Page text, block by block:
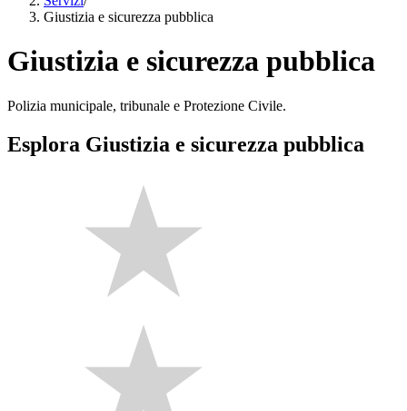
Giustizia e sicurezza pubblica
Giustizia e sicurezza pubblica
Polizia municipale, tribunale e Protezione Civile.
Esplora Giustizia e sicurezza pubblica